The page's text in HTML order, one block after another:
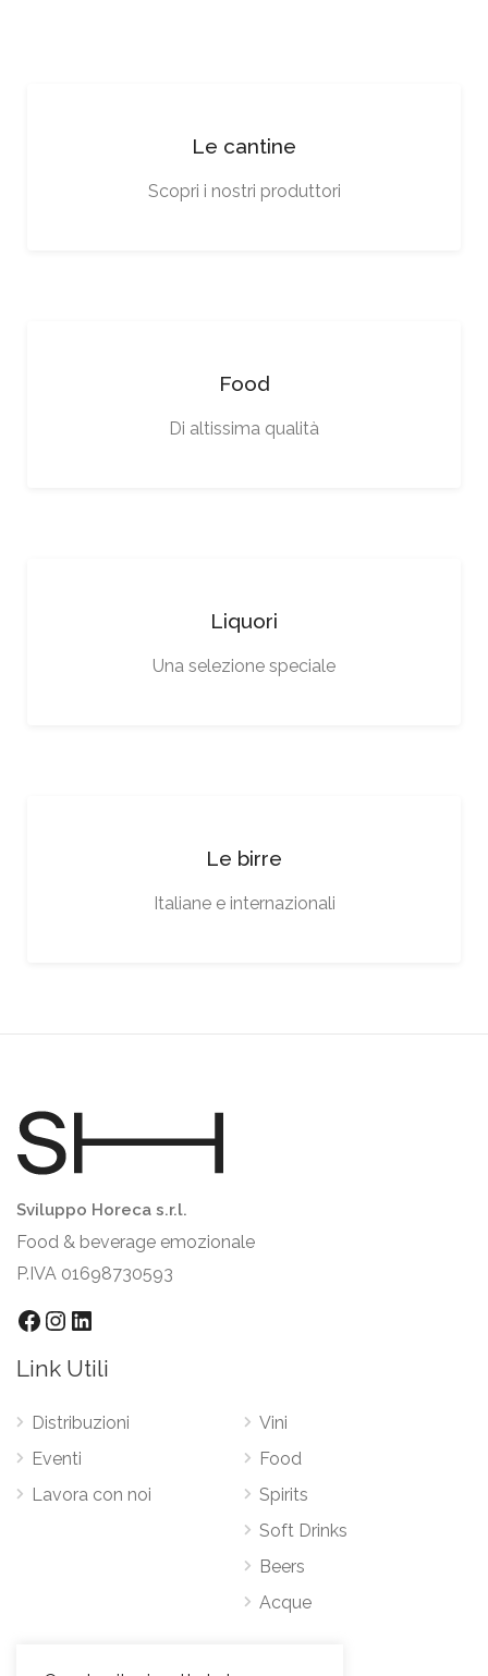
Le cantine
Scopri i nostri produttori
Food
Di altissima qualità
Liquori
Una selezione speciale
Le birre
Italiane e internazionali
Sviluppo Horeca s.r.l.
Food & beverage emozionale
P.IVA 01698730593
Link Utili
Distribuzioni
Eventi
Lavora con noi
Vini
Food
Spirits
Soft Drinks
Beers
Acque